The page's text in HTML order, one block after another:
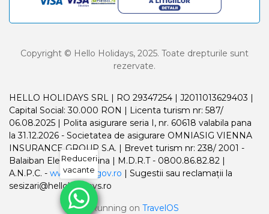
Copyright © Hello Holidays, 2025. Toate drepturile sunt
rezervate.
HELLO HOLIDAYS SRL | RO 29347254 | J2011013629403 |
Capital Social: 30.000 RON | Licenta turism nr: 587/
06.08.2025 | Polita asigurare seria I, nr. 60618 valabila pana
la 31.12.2026 - Societatea de asigurare OMNIASIG VIENNA
INSURANCE GROUP S.A. | Brevet turism nr: 238/ 2001 -
Balaiban Elena Madalina | M.D.R.T - 0800.86.82.82 |
A.N.P.C. - www.anpc.gov.ro | Sugestii sau reclamații la
sesizari@helloholidays.ro
Running on TravelOS
Reduceri
vacante